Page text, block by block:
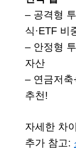
– 공격형
식·ETF 비
– 안정형
자산
– 연금저축
추천!
자세한 차
추가 참고: